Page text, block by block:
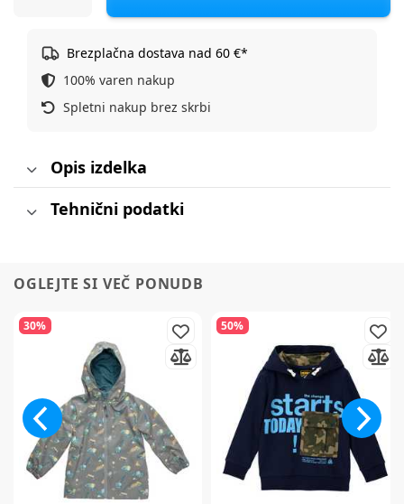
Brezplačna dostava nad 60 €*
100% varen nakup
Spletni nakup brez skrbi
Opis izdelka
Tehnični podatki
OGLEJTE SI VEČ PONUDB
30% 50%